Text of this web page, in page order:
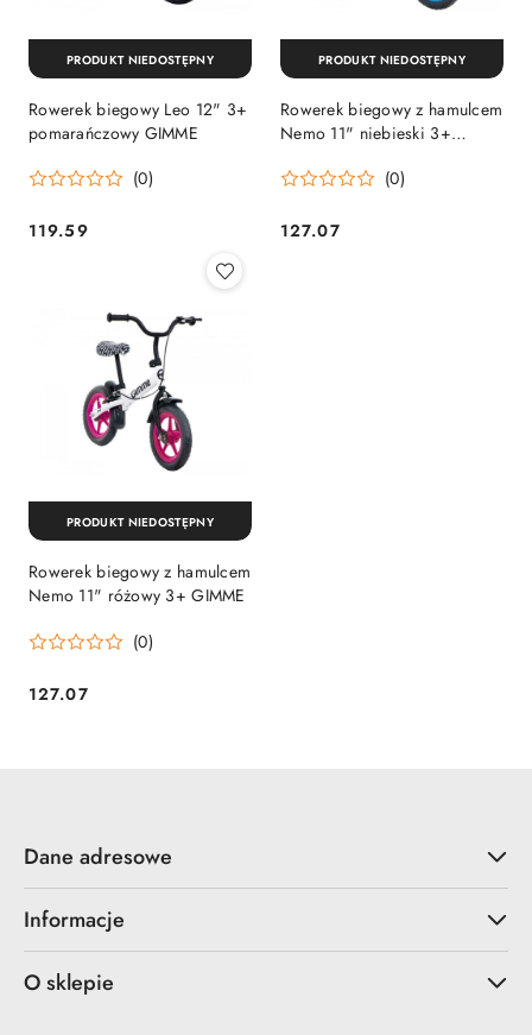
Rowerek biegowy Leo 12" 3+
pomarańczowy GIMME
(0)
Cena:
119.59
PRODUKT NIEDOSTĘPNY
Rowerek biegowy z hamulcem
Nemo 11" niebieski 3+
(0)
Cena:
127.07
PRODUKT NIEDOSTĘPNY
Rowerek biegowy z hamulcem
Nemo 11" różowy 3+ GIMME
(0)
Cena:
127.07
PRODUKT NIEDOSTĘPNY
Dane adresowe
Informacje
O sklepie